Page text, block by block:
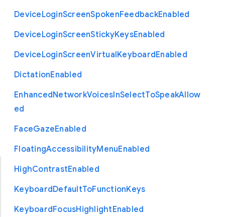
DeviceLoginScreenSpokenFeedbackEnabled
DeviceLoginScreenStickyKeysEnabled
DeviceLoginScreenVirtualKeyboardEnabled
DictationEnabled
EnhancedNetworkVoicesInSelectToSpeakAllow
ed
FaceGazeEnabled
FloatingAccessibilityMenuEnabled
HighContrastEnabled
KeyboardDefaultToFunctionKeys
KeyboardFocusHighlightEnabled